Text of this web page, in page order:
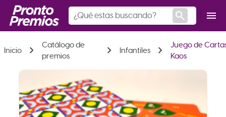
search menu
Inicio chevron_right
Catálogo de
premios
chevron_right Infantiles chevron_right
Juego de
Kaos